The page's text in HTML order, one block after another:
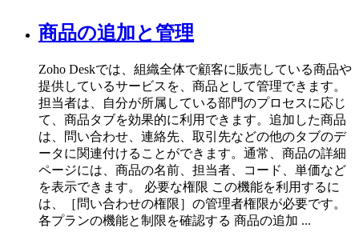
商品の追加と管理
Zoho Deskでは、組織全体で顧客に販売している商品や
提供しているサービスを、商品として管理できます。
担当者は、自分が所属している部門のプロセスに応じ
て、商品タブを効果的に利用できます。追加した商品
は、問い合わせ、連絡先、取引先などの他のタブのデ
ータに関連付けることができます。通常、商品の詳細
ページには、商品の名前、担当者、コード、単価など
を表示できます。 必要な権限 この機能を利用するに
は、［問い合わせの権限］の管理者権限が必要です。
各プランの機能と制限を確認する 商品の追加 ...